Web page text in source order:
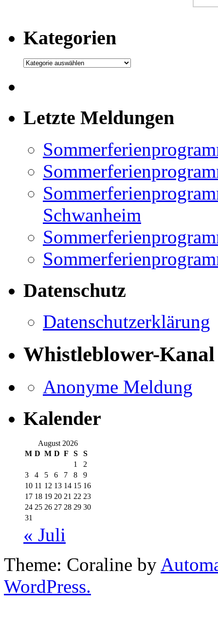
Kategorien
Kategorien
Letzte Meldungen
Schwanheim
Datenschutz
Datenschutzerklärung
Whistleblower-Kanal
Anonyme Meldung
Kalender
August 2026
M D M D F S
S
1
2
3
4 5 6 7 8
9
10 11 12 13 14 15 16
17 18 19 20 21 22 23
24 25 26 27 28 29 30
31
« Juli
Theme: Coraline by
WordPress.